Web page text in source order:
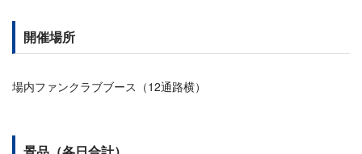
開催場所
場内ファンクラブブース（12通路横）